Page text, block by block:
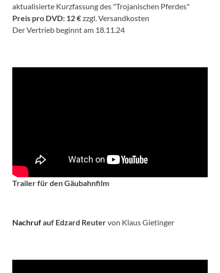
aktualisierte Kurzfassung des "Trojanischen Pferdes"
Preis pro DVD: 12 €zzgl. Versandkosten
Der Vertrieb beginnt am 18.11.24
Trailer für den Gäubahnfilm
Nachrufauf Edzard Reutervon Klaus Gietinger